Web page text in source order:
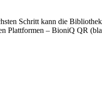
Schritt kann die
Plattformen – BioniQ QR